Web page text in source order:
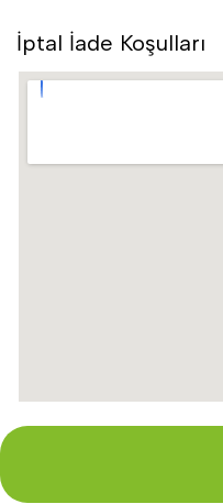
İptal İade Koşulları